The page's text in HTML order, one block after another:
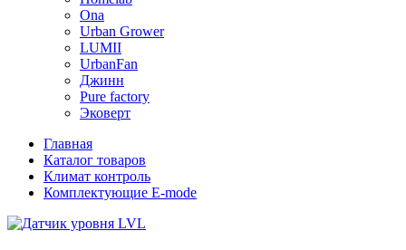
Ona
Urban Grower
LUMII
UrbanFan
Джинн
Pure factory
Эковерт
Главная
Каталог товаров
Климат контроль
Комплектующие E-mode